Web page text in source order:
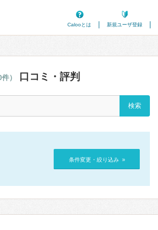
Calooとは
新規ユーザ登録
件） 口コミ・評判
条件変更・絞り込み »